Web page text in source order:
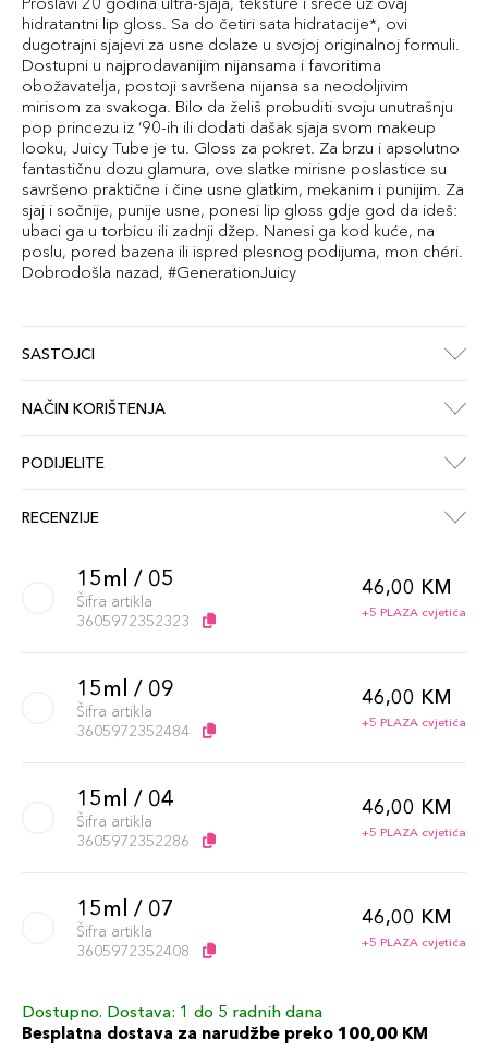
hidratantni lip gloss. Sa do četiri sata hidratacije*, ovi
dugotrajni sjajevi za usne dolaze u svojoj originalnoj formuli.
Dostupni u najprodavanijim nijansama i favoritima
obožavatelja, postoji savršena nijansa sa neodoljivim
mirisom za svakoga. Bilo da želiš probuditi svoju unutrašnju
pop princezu iz ’90-ih ili dodati dašak sjaja svom makeup
looku, Juicy Tube je tu. Gloss za pokret. Za brzu i apsolutno
fantastičnu dozu glamura, ove slatke mirisne poslastice su
savršeno praktične i čine usne glatkim, mekanim i punijim. Za
sjaj i sočnije, punije usne, ponesi lip gloss gdje god da ideš:
ubaci ga u torbicu ili zadnji džep. Nanesi ga kod kuće, na
poslu, pored bazena ili ispred plesnog podijuma, mon chéri.
Dobrodošla nazad, #GenerationJuicy
SASTOJCI
NAČIN KORIŠTENJA
PODIJELITE
RECENZIJE
15ml / 05
Šifra artikla
3605972352323
46,00 KM
+5 PLAZA cvjetića
15ml / 09
Šifra artikla
3605972352484
46,00 KM
+5 PLAZA cvjetića
15ml / 04
Šifra artikla
3605972352286
46,00 KM
+5 PLAZA cvjetića
15ml / 07
Šifra artikla
3605972352408
46,00 KM
+5 PLAZA cvjetića
15ml / 01
Šifra artikla
46,00 KM
Dostupno. Dostava: 1 do 5 radnih dana
Besplatna dostava za narudžbe preko 100,00 KM